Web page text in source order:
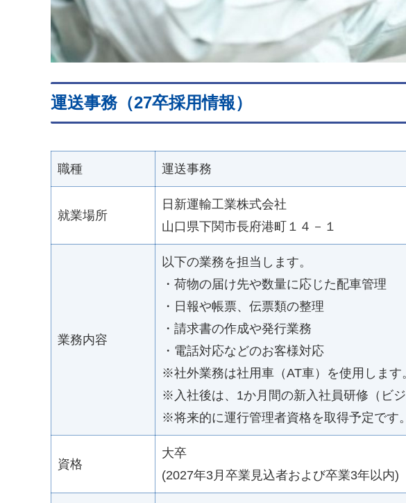
運送事務（27卒採用情報）
職種 運送事務
就業場所
日新運輸工業株式会社
山口県下関市長府港町１４－１
業務内容
以下の業務を担当します。
・荷物の届け先や数量に応じた配車管理
・日報や帳票、伝票類の整理
・請求書の作成や発行業務
・電話対応などのお客様対応
※社外業務は社用車（AT車）を使用します
※入社後は、1か月間の新入社員研修（ビ
※将来的に運行管理者資格を取得予定です
資格
大卒
(2027年3月卒業見込者および卒業3年以内)